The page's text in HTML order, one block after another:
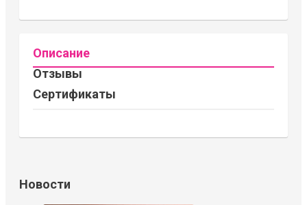
Описание
Отзывы
Сертификаты
Новости